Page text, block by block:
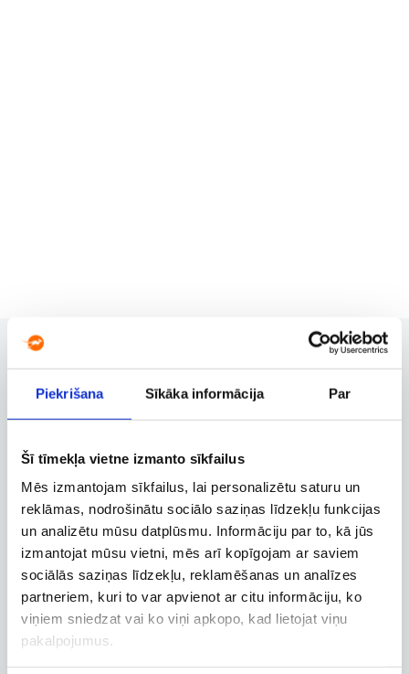
Piekrišana Sīkāka informācija Par
Šī tīmekļa vietne izmanto sīkfailus
Mēs izmantojam sīkfailus, lai personalizētu saturu un
reklāmas, nodrošinātu sociālo saziņas līdzekļu funkcijas
un analizētu mūsu datplūsmu. Informāciju par to, kā jūs
izmantojat mūsu vietni, mēs arī kopīgojam ar saviem
sociālās saziņas līdzekļu, reklamēšanas un analīzes
partneriem, kuri to var apvienot ar citu informāciju, ko
viņiem sniedzat vai ko viņi apkopo, kad lietojat viņu
pakalpojumus.
Užsakymų valdymas
Verslo paskyra
Verslo, tarnybinių ir darbostogų
skrydžių užsakymai